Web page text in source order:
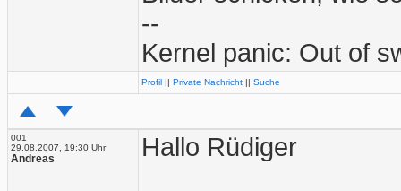
--
Kernel panic: Out of
Profil || Private Nachricht || Suche
001
29.08.2007, 19:30 Uhr
Andreas Hallo Rüdiger